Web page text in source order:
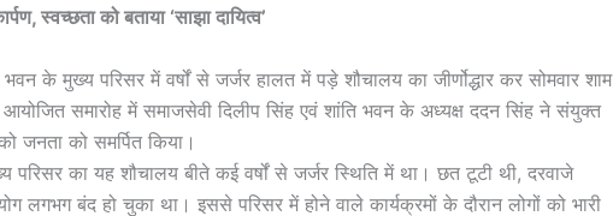
स्वच्छता को बताया ‘साझा दायित्व’
के मुख्य परिसर में वर्षों से जर्जर हालत में पड़े शौचालय का जीर्णोद्धार कर सोमवार शाम
आयोजित समारोह में समाजसेवी दिलीप सिंह एवं शांति भवन के अध्यक्ष ददन सिंह ने संयुक्त
जनता को समर्पित किया।
परिसर का यह शौचालय बीते कई वर्षों से जर्जर स्थिति में था। छत टूटी थी, दरवाजे
लगभग बंद हो चुका था। इससे परिसर में होने वाले कार्यक्रमों के दौरान लोगों को भारी